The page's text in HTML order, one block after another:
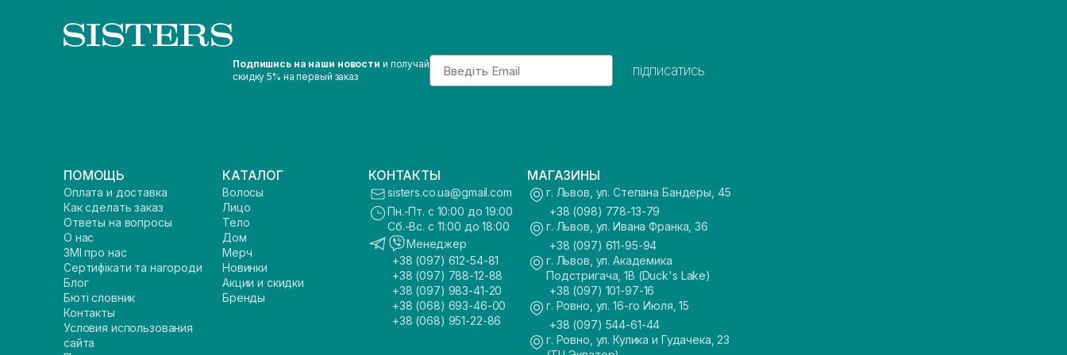
Подпишись на наши новости и получай
скидку 5% на первый заказ
Email
підписатись
ПОМОЩЬ
Оплата и доставка
Как сделать заказ
Ответы на вопросы
О нас
ЗМІ про нас
Сертифікати та нагороди
Блог
Бюті словник
Контакты
Условия использования
сайта
КАТАЛОГ
Волосы
Лицо
Тело
Дом
Мерч
Новинки
Акции и скидки
Бренды
КОНТАКТЫ
sisters.co.ua@gmail.com
Пн.-Пт. с 10:00 до 19:00
Сб.-Вс. с 11:00 до 18:00
Менеджер
+38 (097) 612-54-81
+38 (097) 788-12-88
+38 (097) 983-41-20
+38 (068) 693-46-00
+38 (068) 951-22-86
МАГАЗИНЫ
г. Львов, ул. Степана Бандеры, 45
+38 (098) 778-13-79
г. Львов, ул. Ивана Франка, 36
+38 (097) 611-95-94
г. Львов, ул. Академика
Подстригача, 1В (Duck's Lake)
+38 (097) 101-97-16
г. Ровно, ул. 16-го Июля, 15
+38 (097) 544-61-44
г. Ровно, ул. Кулика и Гудачека, 23